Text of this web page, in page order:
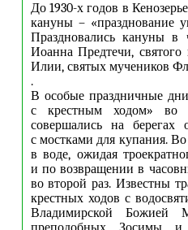
До 1930-х годов в
кануны – «празднование
Праздновались кануны в
Иоанна Предтечи, святого
Илии, святых мучеников
.
В особые праздничные
с крестным ходом» во
совершались на
с мостками для купания.
в воде, ожидая
и по возвращении в
во второй раз. Известны
крестных ходов с
Владимирской Божией